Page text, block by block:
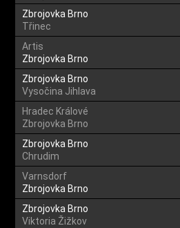
Zbrojovka Brno
Třinec
Artis
Zbrojovka Brno
Zbrojovka Brno
Vysočina Jihlava
Hradec Králové
Zbrojovka Brno
Zbrojovka Brno
Chrudim
Varnsdorf
Zbrojovka Brno
Zbrojovka Brno
Viktoria Žižkov